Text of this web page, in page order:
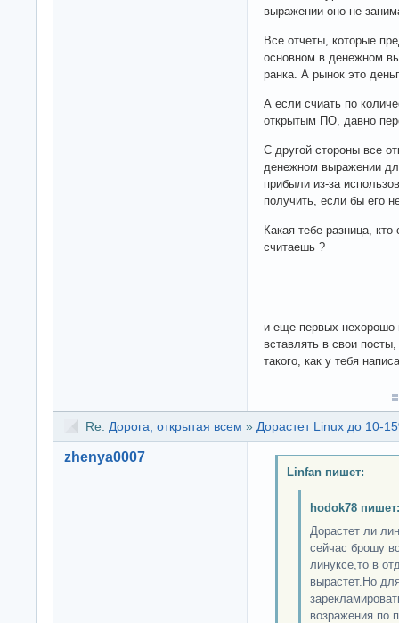
выражении оно не
Все отчеты, которые
основном в денежном
ранка. А рынок это
А если счиать по
открытым ПО, давно
С другой стороны все
денежном выражении
прибыли из-за
получить, если бы его
Какая тебе разница,
считаешь ?
и еще первых нехорошо
вставлять в свои
такого, как у тебя
Re: Дорога, открытая всем » Дорастет Linux до 10-
zhenya0007
Linfan пишет:
hodok78 пишет:
Дорастет ли
сейчас брошу
линуксе,то в
вырастет.Но
возражения по